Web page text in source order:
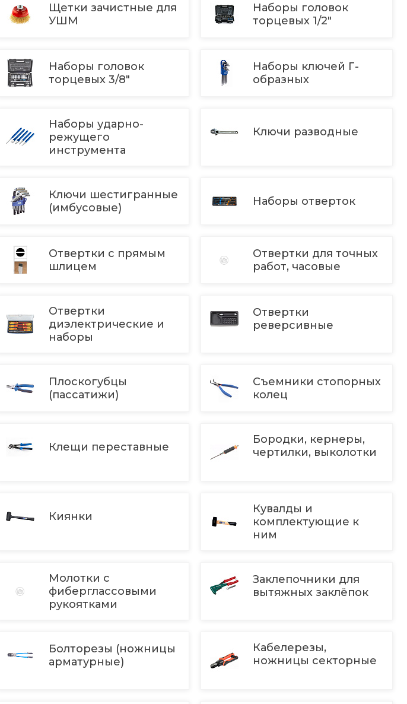
Щетки зачистные для
УШМ
Наборы головок
торцевых 1/2"
Наборы головок
торцевых 3/8"
Наборы ключей Г-
образных
Наборы ударно-
режущего
инструмента
Ключи разводные
Ключи шестигранные
(имбусовые)
Наборы отверток
Отвертки с прямым
шлицем
Отвертки для точных
работ, часовые
Отвертки
диэлектрические и
наборы
Отвертки
реверсивные
Плоскогубцы
(пассатижи)
Съемники стопорных
колец
Клещи переставные
Бородки, кернеры,
чертилки, выколотки
Киянки
Кувалды и
комплектующие к
ним
Молотки с
фиберглассовыми
рукоятками
Заклепочники для
вытяжных заклёпок
Болторезы (ножницы
арматурные)
Кабелерезы,
ножницы секторные